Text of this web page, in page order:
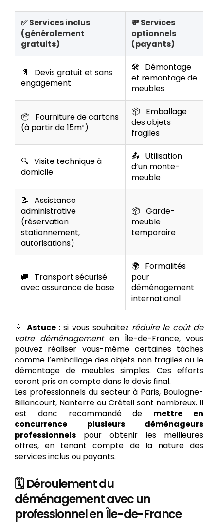
✅ Services inclus
(généralement
gratuits)
💸 Services
optionnels
(payants)
📄
Devis gratuit et sans
engagement
🛠️
Démontage
et remontage de
meubles
📦
Fourniture de cartons
(à partir de 15m³)
📦
Emballage
des objets
fragiles
🔍 Visite technique à
domicile
📤 Utilisation
d’un monte-
meuble
📝
Assistance
administrative
(réservation
stationnement,
autorisations)
📦 Garde-
meuble
temporaire
🚚
Transport sécurisé
avec assurance de base
🌍 Formalités
pour
déménagement
international
💡 Astuce :si vous souhaitez réduire le coût de
votre déménagementen Île-de-France, vous
pouvez réaliser vous-même certaines tâches
comme l’emballage des objets non fragiles ou le
démontage de meubles simples. Ces efforts
seront pris en compte dans le devis final.
Les professionnels du secteur à Paris, Boulogne-
Billancourt, Nanterre ou Créteil sont nombreux. Il
est donc recommandé de mettre en
concurrence plusieurs déménageurs
professionnels pour obtenir les meilleures
offres, en tenant compte de la nature des
services inclus ou payants.
🗓️ Déroulement du
déménagement avec un
professionnel en Île-de-France